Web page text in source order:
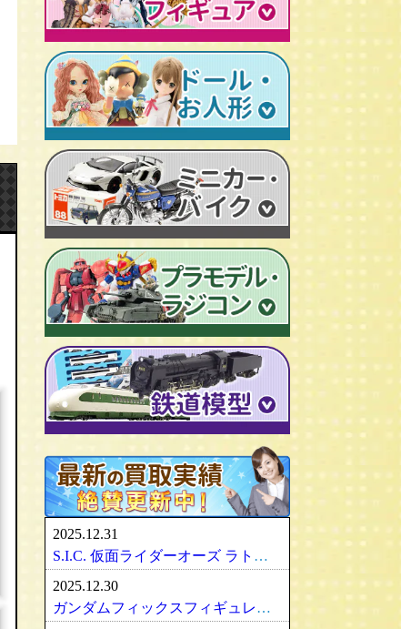
ビンテージ セルロイド人形
仮面ライダーカード
マルサン/MARUSAN
ブルマァク/BULLMARK
ポピー/POPY
旧タカラ/TAKARA
旧バンダイ/BANDAI
タカトクトイス/T.T
中嶋製作所
ヨネザワ/米澤玩具
新世紀エヴァンゲリオン
AKIRA/アキラ
ドラゴンクエスト
ファイナルファンタジー/FF
P.O.P
RAH
CCP キン肉マン
超像可動
聖闘士聖衣神話
Figuarts/フィギュアーツ
ワールドコレクタブル
プレイモービル
牙狼-GARO
機動戦士ガンダム
マジンガーＺ
ゲッターロボ
トランスフォーマー
マクロス
メタルヒーローシリーズ
スーパー戦隊
超合金魂
ROBOT魂
RAH
マスターピース
M1号
S.H.モンスターアーツ
ULTRA-ACT
SDX
スターウォーズ
プレデター/PREDATOR
エイリアン/ALIEN
ターミネーター
ロボコップ
バットマン
グレムリン
バイオハザード
ディズニー
リビングデッドドールズ/LDD
ホットトイズ/HOT TOYS
サイドショウ/SIDE SHOW
パリセイズ/PALISADES
メズコ/MEZCO
プレイアーツ/PLAY ARTS
RAH
VCD
セーラームーン
魔法少女まどか☆マギカ
フェイト/Fate
武装神姫
魔法少女リリカルなのは
艦隊これくしょん -艦これ-
けいおん！
すーぱーそに子
一騎当千
東方Project
涼宮ハルヒの憂鬱
化物語・偽物語
百花繚乱
アルター/ALTER
グッドスマイルカンパニー
壽屋/コトブキヤ
グリフォンエンタープライズ
フリーイング/FREEing
ブライス/Blythe
スーパードルフィー/ドルフィードリーム
アゾンドール/AZONE
モモコ/momoko
ハイブリッドアクティブ/HAF
えっくす☆きゅーと
ピュアニーモ
リカちゃん
バービー
シルバニアファミリー
マドレーヌちゃん
ベアブリック・BE＠RBRICK
メディコムトイ
トミカ/TOMICA
エブロ/EBBRO
ミニチャンプス
hpiレーシング
ノレブ/NOREV
ダイヤペット/Diapet
アオシマ / DISM
ブラーゴ/Bburago
ヘルパ/herpa
大盛屋 ミクロペット
イクソ/IXO
ﾋﾞｰﾋﾞｰｱｰﾙ/BBR
ガンダム/GUNDAM
アーマード・コア
スーパーロボット大戦
魔神英雄伝ワタル
車・バイク
戦車・軍用機・軍艦
旅客機/飛行機
カトー/KATO
トミックス/TOMIX
ﾏｲｸﾛｴｰｽ/MICRO ACE
ｸﾞﾘｰﾝﾏｯｸｽ/GREENMAX
ワールド工芸
2025.12.31
S.I.C. 仮面ライダーオーズ ラトラーターコンボ買取
2025.12.30
ガンダムフィックスフィギュレーション GFF おまとめ買取！